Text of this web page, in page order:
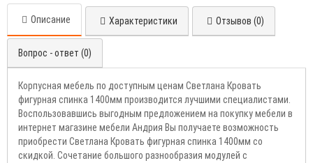
Описание Характеристики Отзывов (0)
Вопрос - ответ (0)
Корпусная мебель по доступным ценам Светлана Кровать
фигурная спинка 1400мм производится лучшими специалистами.
Воспользовавшись выгодным предложением на покупку мебели в
интернет магазине мебели Андрия Вы получаете возможность
приобрести Светлана Кровать фигурная спинка 1400мм со
скидкой. Сочетание большого разнообразия модулей с